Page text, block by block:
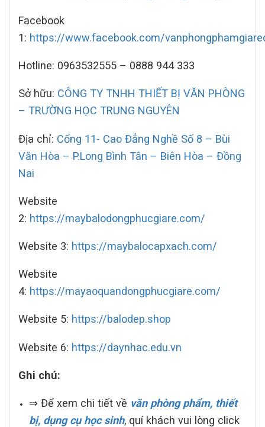
Facebook
1: https://www.facebook.com/
Hotline: 0963532555 – 0888 944 333
Sở hữu: CÔNG TY TNHH THIẾT BỊ VĂN PHÒNG
– TRƯỜNG HỌC TRUNG NGUYÊN
Địa chỉ: Cổng 11- Cao Đẳng Nghề Số 8 – Bùi
Văn Hòa – P.Long Bình Tân – Biên Hòa – Đồng
Nai
Website
2: https://maybalodongphucgiare.com/
Website 3: https://maybalocapxach.com/
Website
4: https://mayaoquandongphucgiare.com/
Website 5: https://balodep.shop
Website 6: https://daynhac.edu.vn
Ghi chú:
⇒ Để xem chi tiết về văn phòng phẩm, thiết
bị, dụng cụ học sinh, quí khách vui lòng click